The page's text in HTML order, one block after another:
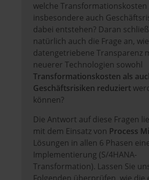
welche Transformationskosten
insbesondere auch
dabei entstehen? Daran
natürlich auch die Frage an,
datengetriebene Transparenz
neuerer Technologien sowohl
Transformationskosten als
Geschäftsrisiken reduziert
können?
Die Antwort auf diese Fragen
mit dem Einsatz von Process
Lösungen in allen 6 Phasen
Implementierung (S/4HANA-
Transformation). Lassen Sie